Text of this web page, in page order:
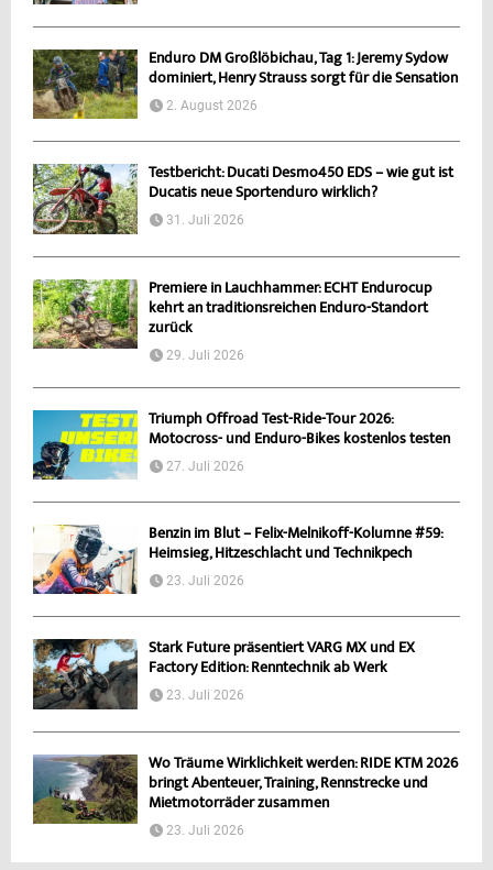
Enduro DM Großlöbichau, Tag 1: Jeremy Sydow
dominiert, Henry Strauss sorgt für die Sensation
2. August 2026
Testbericht: Ducati Desmo450 EDS – wie gut ist
Ducatis neue Sportenduro wirklich?
31. Juli 2026
Premiere in Lauchhammer: ECHT Endurocup
kehrt an traditionsreichen Enduro-Standort
zurück
29. Juli 2026
Triumph Offroad Test-Ride-Tour 2026:
Motocross- und Enduro-Bikes kostenlos testen
27. Juli 2026
Benzin im Blut – Felix-Melnikoff-Kolumne #59:
Heimsieg, Hitzeschlacht und Technikpech
23. Juli 2026
Stark Future präsentiert VARG MX und EX
Factory Edition: Renntechnik ab Werk
23. Juli 2026
Wo Träume Wirklichkeit werden: RIDE KTM 2026
bringt Abenteuer, Training, Rennstrecke und
Mietmotorräder zusammen
23. Juli 2026